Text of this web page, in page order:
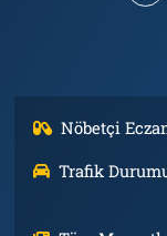
Nöbetçi
Trafik